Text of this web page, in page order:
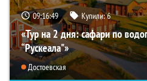
09:16:47 Купили:6
«Тур на 2 дня: сафари по
“Рускеала"»
Достоевская